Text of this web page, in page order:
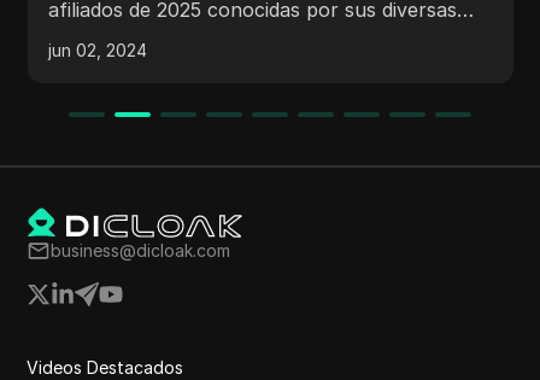
2025 conocidas por sus diversas
y tecnología inteligente.
trabajo en
business@dicloak.com
Videos Destacados